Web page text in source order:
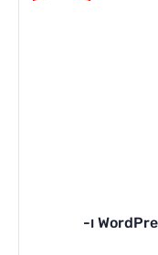
קורס בניית אתרים מקצועי: בנדל WordPress ו-